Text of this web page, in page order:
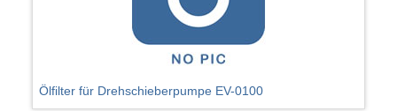
Ölfilter für Drehschieberpumpe EV-0100